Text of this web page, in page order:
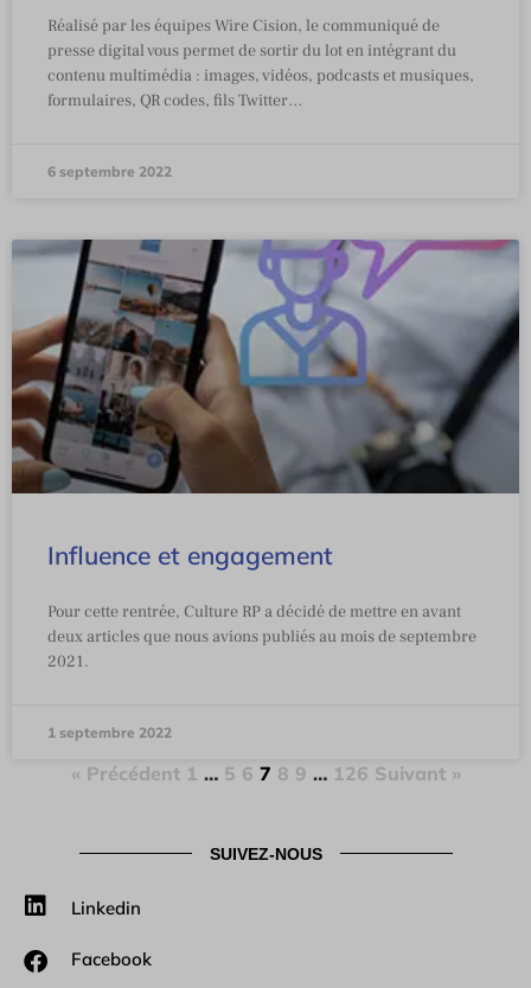
Réalisé par les équipes Wire Cision, le communiqué de
presse digital vous permet de sortir du lot en intégrant du
contenu multimédia : images, vidéos, podcasts et musiques,
formulaires, QR codes, fils Twitter…
6 septembre 2022
Influence et engagement
Pour cette rentrée, Culture RP a décidé de mettre en avant
deux articles que nous avions publiés au mois de septembre
2021.
1 septembre 2022
« Précédent 1 … 5 6 7 8 9 … 126 Suivant »
SUIVEZ-NOUS
Linkedin
Facebook